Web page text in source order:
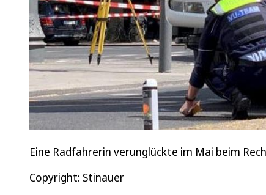
Eine Radfahrerin verunglückte im Mai beim
Copyright: Stinauer